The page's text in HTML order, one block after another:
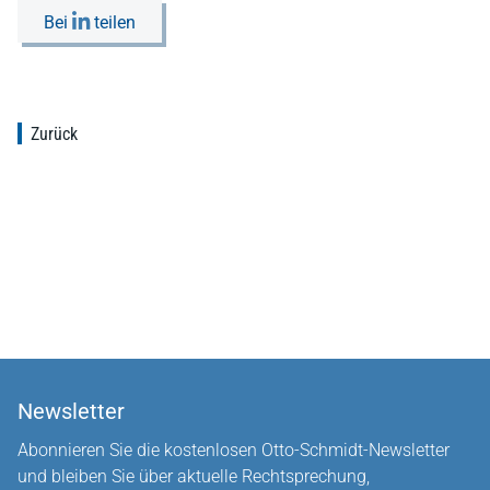
Bei teilen
Zurück
Newsletter
Abonnieren Sie die kostenlosen Otto-Schmidt-Newsletter
und bleiben Sie über aktuelle Rechtsprechung,